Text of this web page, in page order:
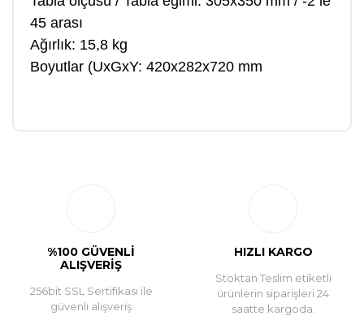
45 arası
Ağırlık: 15,8 kg
Boyutlar (UxGxY: 420x282x720 mm
%100 GÜVENLİ
ALIŞVERİŞ
256bit SSL Sertifikası ile
güvenli alışveriş
HIZLI KARGO
Stoktan Teslim etiketli
ürünlerin siparişleri 24
saatte kargoda.